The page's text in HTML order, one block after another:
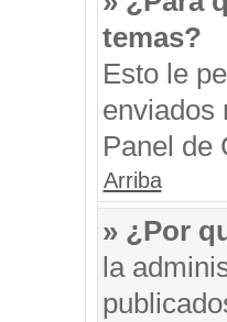
temas?
Esto le
enviados
Panel de
Arriba
» ¿Por
la